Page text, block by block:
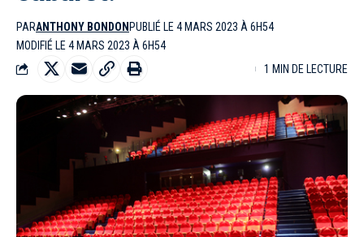
PARANTHONY BONDON PUBLIÉ LE 4 MARS 2023 À 6H54
MODIFIÉ LE 4 MARS 2023 À 6H54
1 MIN DE LECTURE